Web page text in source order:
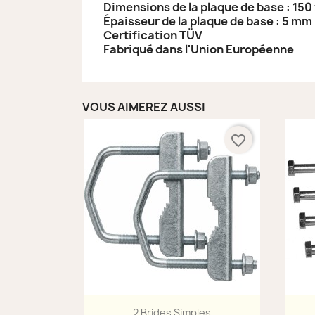
Dimensions de la plaque de base : 150
Épaisseur de la plaque de base : 5 mm
Certification TÜV
Fabriqué dans l'Union Européenne
VOUS AIMEREZ AUSSI
Aperçu rapide
favorite_border